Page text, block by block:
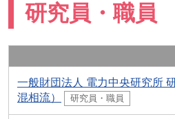
研究員・職員
一般財団法人 電力中央研究所
混相流）
研究員・職員